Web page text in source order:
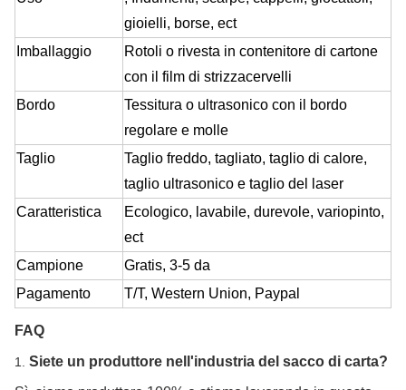
gioielli, borse, ect
Imballaggio
Rotoli o rivesta in contenitore di cartone
con il film di strizzacervelli
Bordo
Tessitura o ultrasonico con il bordo
regolare e molle
Taglio
Taglio freddo, tagliato, taglio di calore,
taglio ultrasonico e taglio del laser
Caratteristica
Ecologico, lavabile, durevole, variopinto,
ect
Campione
Gratis, 3-5 da
Pagamento
T/T, Western Union, Paypal
FAQ
1. Siete un produttore nell'industria del sacco di carta?